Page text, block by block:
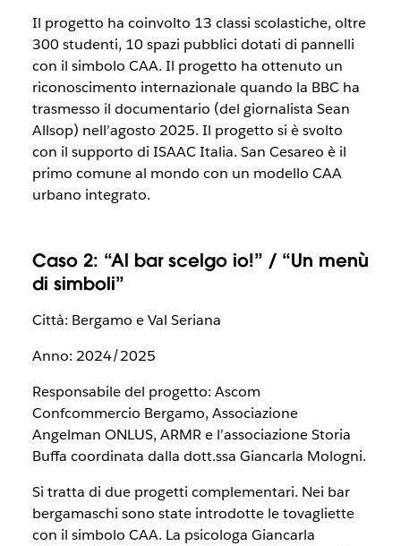
Il progetto ha coinvolto 13 classi scolastiche, oltre
300 studenti, 10 spazi pubblici dotati di pannelli
con il simbolo CAA. Il progetto ha ottenuto un
riconoscimento internazionale quando la BBC ha
trasmesso il documentario (del giornalista Sean
Allsop) nell’agosto 2025. Il progetto si è svolto
con il supporto di ISAAC Italia. San Cesareo è il
primo comune al mondo con un modello CAA
urbano integrato.
Caso 2: “Al bar scelgo io!” / “Un menù
di simboli”
Città: Bergamo e Val Seriana
Anno: 2024/2025
Responsabile del progetto: Ascom
Confcommercio Bergamo, Associazione
Angelman ONLUS, ARMR e l’associazione Storia
Buffa coordinata dalla dott.ssa Giancarla Mologni.
Si tratta di due progetti complementari. Nei bar
bergamaschi sono state introdotte le tovagliette
con il simbolo CAA. La psicologa Giancarla